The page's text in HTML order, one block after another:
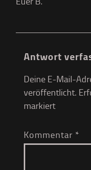
Antwort
Deine E-Mail-
veröffentlicht.
markiert
Kommentar *